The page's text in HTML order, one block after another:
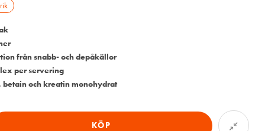
från snabb- och depåkällor
per servering
och kreatin monohydrat
KÖP